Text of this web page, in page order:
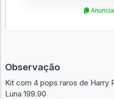
Observação
Kit com 4 pops raros de Harry
Luna 199.90